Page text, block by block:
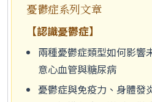
憂鬱症系列文章
【認識憂鬱症】
兩種憂鬱症類型如何影響
意心血管與糖尿病
憂鬱症與免疫力、身體發